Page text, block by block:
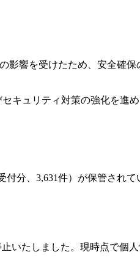
影響を受けたため、安全確保
キュリティ対策の強化を進め
付分、3,631件）が保管され
いたしました。現時点で個